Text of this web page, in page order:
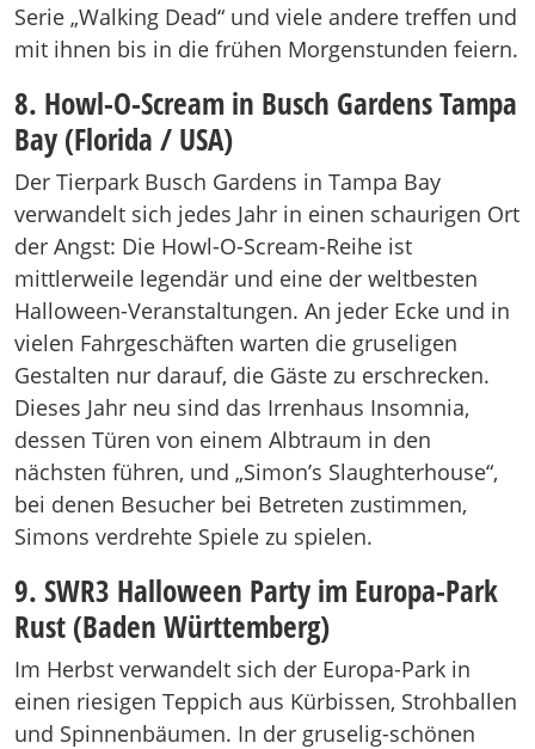
Serie „Walking Dead“ und viele andere treffen und
mit ihnen bis in die frühen Morgenstunden feiern.
8. Howl-O-Scream in Busch Gardens Tampa
Bay (Florida / USA)
Der Tierpark Busch Gardens in Tampa Bay
verwandelt sich jedes Jahr in einen schaurigen Ort
der Angst: Die Howl-O-Scream-Reihe ist
mittlerweile legendär und eine der weltbesten
Halloween-Veranstaltungen. An jeder Ecke und in
vielen Fahrgeschäften warten die gruseligen
Gestalten nur darauf, die Gäste zu erschrecken.
Dieses Jahr neu sind das Irrenhaus Insomnia,
dessen Türen von einem Albtraum in den
nächsten führen, und „Simon’s Slaughterhouse“,
bei denen Besucher bei Betreten zustimmen,
Simons verdrehte Spiele zu spielen.
9. SWR3 Halloween Party im Europa-Park
Rust (Baden Württemberg)
Im Herbst verwandelt sich der Europa-Park in
einen riesigen Teppich aus Kürbissen, Strohballen
und Spinnenbäumen. In der gruselig-schönen